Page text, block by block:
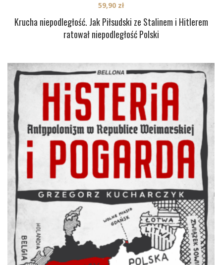
Krucha niepodległość. Jak Piłsudski ze Stalinem i Hitlerem
ratował niepodległość Polski
59,90 zł